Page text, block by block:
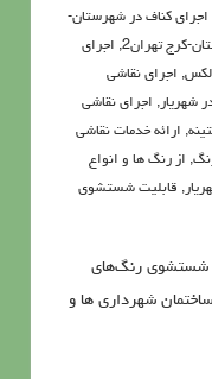
اجرای کناف در شهرستان-
کرج تهران2 , اجرای
, اجرای نقاشی
شهریار, اجرای نقاشی
, ارائه خدمات نقاشی
, از رنگ ها و انواع
, قابليت شستشوي
شستشوی رنگ‌هاي
شهرداری ها و